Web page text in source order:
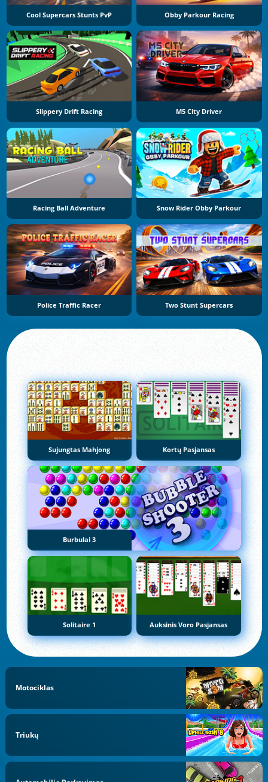
Cool Supercars Stunts PvP Obby Parkour Racing
Slippery Drift Racing M5 City Driver
Racing Ball Adventure Snow Rider Obby Parkour
Police Traffic Racer Two Stunt Supercars
Sujungtas Mahjong Kortų Pasjansas
Burbulai 3
Solitaire 1 Auksinis Voro Pasjansas
Motociklas
Triukų